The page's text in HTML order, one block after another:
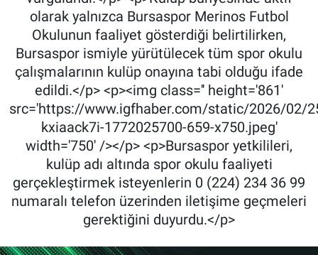
olarak yalnızca Bursaspor Merinos Futbol
Okulunun faaliyet gösterdiği belirtilirken,
Bursaspor ismiyle yürütülecek tüm spor okulu
çalışmalarının kulüp onayına tabi olduğu ifade
edildi.</p> <p><img class='' height='861'
src='https://www.igfhaber.com/static/2026/02/
kxiaack7i-1772025700-659-x750.jpeg'
width='750' /></p> <p>Bursaspor yetkilileri,
kulüp adı altında spor okulu faaliyeti
gerçekleştirmek isteyenlerin 0 (224) 234 36 99
numaralı telefon üzerinden iletişime geçmeleri
gerektiğini duyurdu.</p>